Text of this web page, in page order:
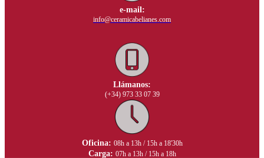
e-mail:
info@ceramicabelianes.com
Llámanos:
(+34) 973 33 07 39
Oficina: 08h a 13h / 15h a 18'30h
Carga: 07h a 13h / 15h a 18h